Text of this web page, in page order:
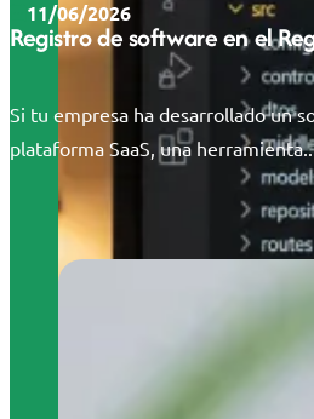
11/06/2026
Registro de software en el
Si tu empresa ha desarrollado un
plataforma SaaS, una